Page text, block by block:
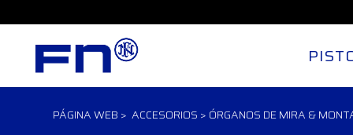
PÁGINA WEB >ACCESORIOS > ÓRGANOS DE MIRA &